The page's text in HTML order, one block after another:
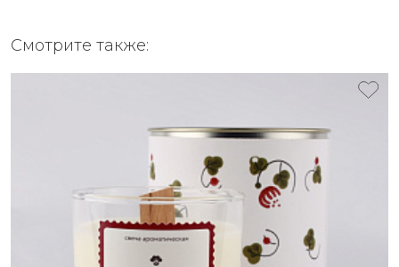
Смотрите также: